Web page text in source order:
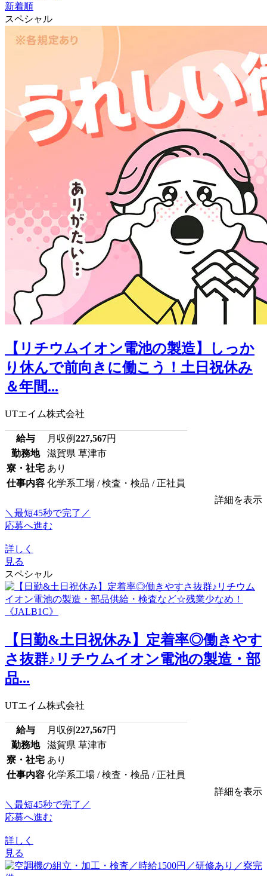
新着順
スペシャル
【リチウムイオン電池の製造】しっか
り休んで前向きに働こう！土日祝休み
＆年間...
UTエイム株式会社
給与 月収例227,567円
勤務地
滋賀県 草津市
寮・社宅 あり
仕事内容 化学系工場 / 検査・検品 / 正社員
詳細を表示
＼最短45秒で完了／
応募へ進む
詳しく
見る
スペシャル
【日勤&土日祝休み】定着率◎働きやす
さ抜群♪リチウムイオン電池の製造・部
品...
UTエイム株式会社
給与 月収例227,567円
勤務地
滋賀県 草津市
寮・社宅 あり
仕事内容 化学系工場 / 検査・検品 / 正社員
詳細を表示
＼最短45秒で完了／
応募へ進む
詳しく
見る